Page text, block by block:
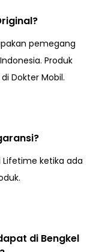
pemegang
Produk
Dokter Mobil.
ketika ada
di Bengkel